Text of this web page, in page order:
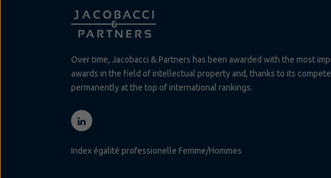
Over time, Jacobacci & Partners has been awarded with the most
awards in the field of intellectual property and, thanks to its
permanently at the top of international rankings.
Index égalité professionelle Femme/Hommes